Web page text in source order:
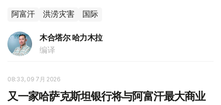
阿富汗 洪涝灾害 国际
木合塔尔 哈力木拉
编译
08:33, 09 7月 2026
又一家哈萨克斯坦银行将与阿富汗最大商业